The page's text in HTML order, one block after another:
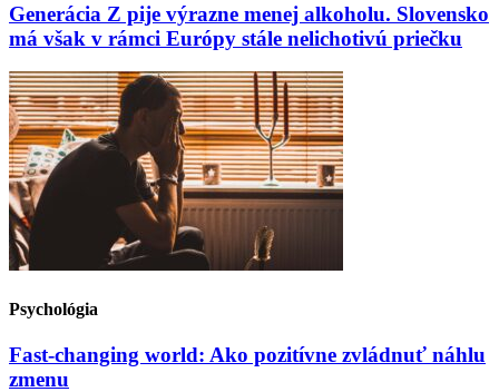
Generácia Z pije výrazne menej alkoholu. Slovensko
má však v rámci Európy stále nelichotivú priečku
Psychológia
Fast-changing world: Ako pozitívne zvládnuť náhlu
zmenu